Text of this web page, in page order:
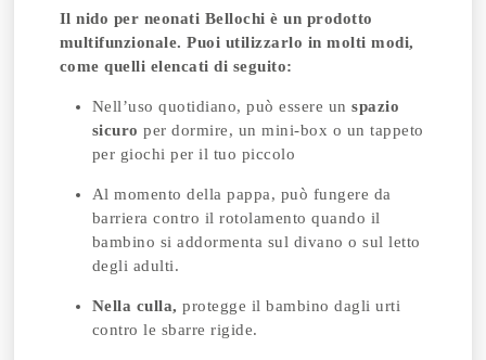
Il nido per neonati Bellochi è un prodotto
multifunzionale.Puoi utilizzarlo in molti modi,
come quelli elencati di seguito:
Nell’uso quotidiano, può essere un spazio
sicuro per dormire, un mini-box o un tappeto
per giochi per il tuo piccolo
Al momento della pappa, può fungere da
barriera contro il rotolamento quando il
bambino si addormenta sul divano o sul letto
degli adulti.
Nella culla, protegge il bambino dagli urti
contro le sbarre rigide.